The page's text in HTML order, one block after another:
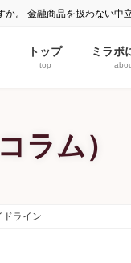
。 金融商品を扱わない中
トップ
top
ミラボ
ラム）
ドライン